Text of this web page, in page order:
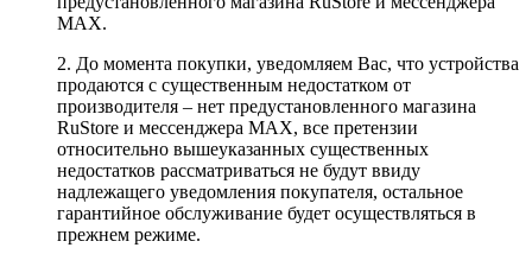
MAX.
2. До момента покупки, уведомляем Вас, что устройства
продаются с существенным недостатком от
производителя – нет предустановленного магазина
RuStore и мессенджера MAX, все претензии
относительно вышеуказанных существенных
недостатков рассматриваться не будут ввиду
надлежащего уведомления покупателя, остальное
гарантийное обслуживание будет осуществляться в
прежнем режиме.